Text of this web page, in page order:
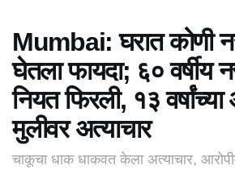
Mumbai: घरात कोणी
घेतला फायदा; ६० वर्षीय
नियत फिरली, १३
मुलीवर अत्याचार
चाकूचा धाक धाकवत केला अत्याचार,